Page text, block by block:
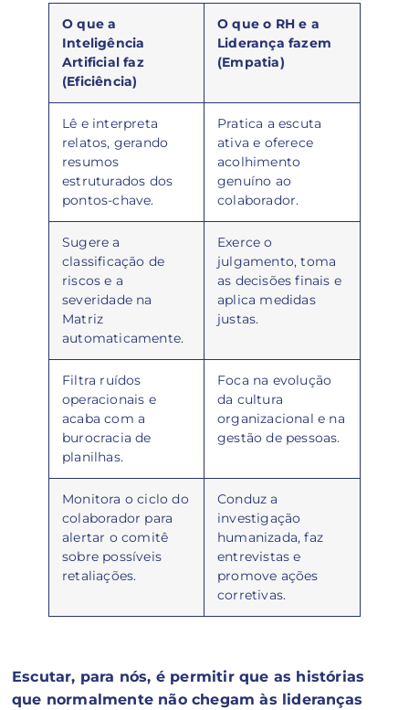
O que a
Inteligência
Artificial faz
(Eficiência)
O que o RH e a
Liderança fazem
(Empatia)
Lê e interpreta
relatos, gerando
resumos
estruturados dos
pontos-chave.
Pratica a escuta
ativa e oferece
acolhimento
genuíno ao
colaborador.
Sugere a
classificação de
riscos e a
severidade na
Matriz
automaticamente.
Exerce o
julgamento, toma
as decisões finais e
aplica medidas
justas.
Filtra ruídos
operacionais e
acaba com a
burocracia de
planilhas.
Foca na evolução
da cultura
organizacional e na
gestão de pessoas.
Monitora o ciclo do
colaborador para
alertar o comitê
sobre possíveis
retaliações.
Conduz a
investigação
humanizada, faz
entrevistas e
promove ações
corretivas.
Escutar, para nós, é permitir que as histórias
que normalmente não chegam às lideranças